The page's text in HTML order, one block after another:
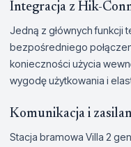
Integracja z Hik-
Jedną z głównych funkcji
bezpośredniego
konieczności użycia
wygodę użytkowania i
Komunikacja i
Stacja bramowa Villa 2